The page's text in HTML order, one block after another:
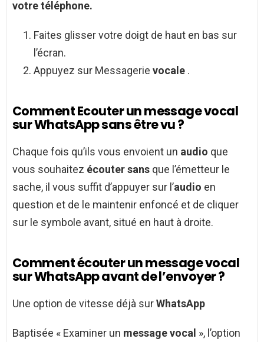
votre téléphone.
Faites glisser votre doigt de haut en bas sur
l’écran.
Appuyez sur Messagerie vocale .
Comment Ecouter un message vocal
sur WhatsApp sans être vu ?
Chaque fois qu’ils vous envoient un audio que
vous souhaitez écouter sans que l’émetteur le
sache, il vous suffit d’appuyer sur l’audio en
question et de le maintenir enfoncé et de cliquer
sur le symbole avant, situé en haut à droite.
Comment écouter un message vocal
sur WhatsApp avant de l’envoyer ?
Une option de vitesse déjà surWhatsApp
Baptisée « Examiner un message vocal », l’option